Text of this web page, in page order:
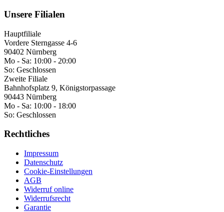
Unsere Filialen
Hauptfiliale
Vordere Sterngasse 4-6
90402 Nürnberg
Mo - Sa: 10:00 - 20:00
So: Geschlossen
Zweite Filiale
Bahnhofsplatz 9, Königstorpassage
90443 Nürnberg
Mo - Sa: 10:00 - 18:00
So: Geschlossen
Rechtliches
Impressum
Datenschutz
Cookie-Einstellungen
AGB
Widerruf online
Widerrufsrecht
Garantie